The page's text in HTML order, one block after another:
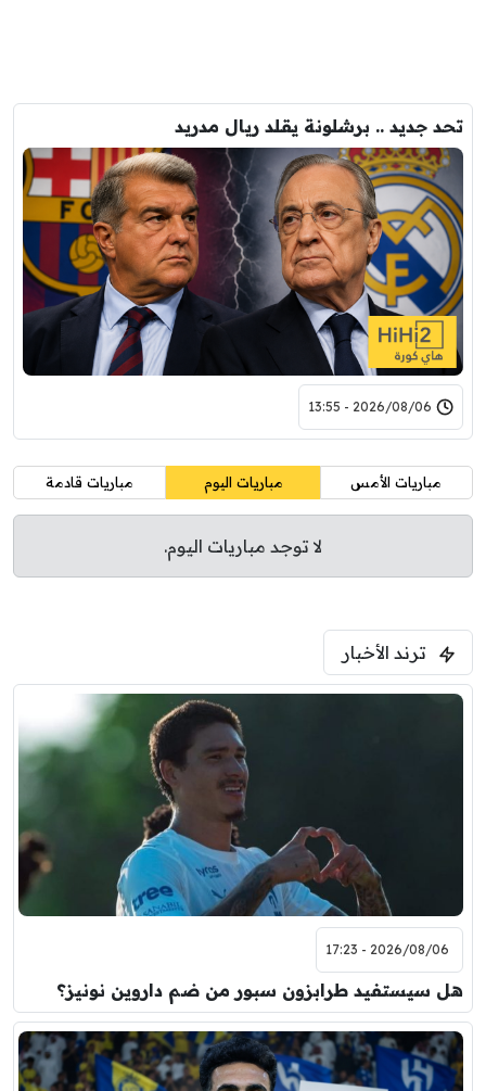
تحد جديد .. برشلونة يقلد ريال مدريد
2026/08/06 - 13:55
مباريات الأمس مباريات اليوم مباريات قادمة
لا توجد مباريات اليوم.
ترند الأخبار
2026/08/06 - 17:23
هل سيستفيد طرابزون سبور من ضم داروين نونيز؟